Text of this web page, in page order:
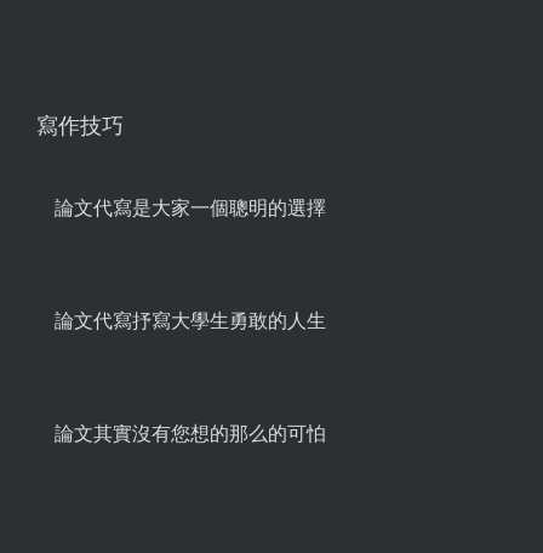
寫作技巧
論文代寫是大家一個聰明的選擇
論文代寫抒寫大學生勇敢的人生
論文其實沒有您想的那么的可怕